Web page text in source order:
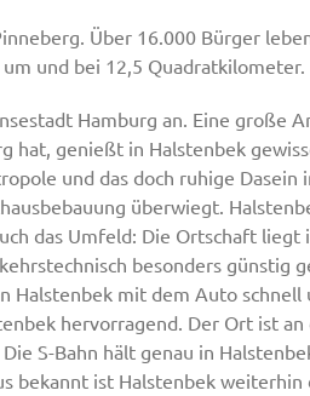
Über 16.000 Bürger
und bei 12,5 Quadratkilometer.
Hamburg an. Eine große
hat, genießt in Halstenbek
und das doch ruhige Dasein
überwiegt.
das Umfeld: Die Ortschaft
besonders günstig
Halstenbek mit dem Auto
hervorragend. Der Ort ist
S-Bahn hält genau in
bekannt ist Halstenbek